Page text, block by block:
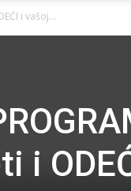
i vašoj...
i